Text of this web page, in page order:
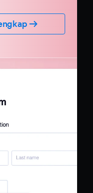
online yang
Government
data.
kode yang
dan